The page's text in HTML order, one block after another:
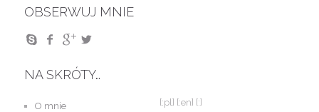
OBSERWUJ MNIE
NA SKRÓTY…
[:pl]
O mnie
[:en] [:]